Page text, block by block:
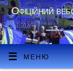
Офіційний
МЕНЮ